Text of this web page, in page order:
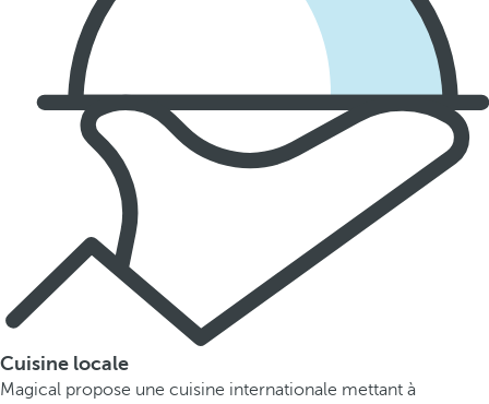
Cuisine locale
Magical propose une cuisine internationale mettant à